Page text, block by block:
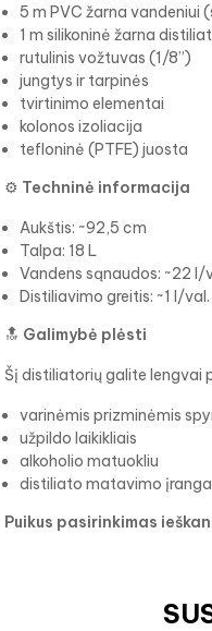
5 m PVC žarna vandeniui
1 m silikoninė žarna
rutulinis vožtuvas (1/8”)
jungtys ir tarpinės
tvirtinimo elementai
kolonos izoliacija
tefloninė (PTFE) juosta
⚙️ Techninė informacija
Aukštis: ~92,5 cm
Talpa: 18 L
Vandens sąnaudos: ~22 l/
Distiliavimo greitis: ~1 l/val.
🔝 Galimybė plėsti
Šį distiliatorių galite lengvai
varinėmis prizminėmis
užpildo laikikliais
alkoholio matuokliu
distiliato matavimo
Puikus pasirinkimas